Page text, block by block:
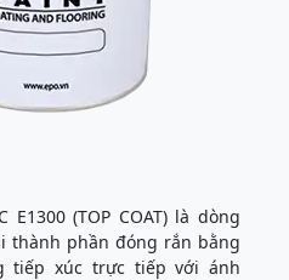
E1300 (TOP COAT) là dòng
thành phần đóng rắn bằng
tiếp xúc trực tiếp với ánh